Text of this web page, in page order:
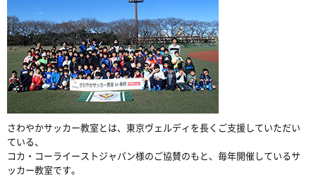
さわやかサッカー教室とは、東京ヴェルディを長くご支援していただい
ている、
コカ・コーライーストジャパン様のご協賛のもと、毎年開催しているサ
ッカー教室です。